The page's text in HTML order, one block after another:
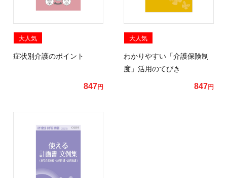
大人気
症状別介護のポイント
847円
大人気
わかりやすい「介護保険制
度」活用のてびき
847円